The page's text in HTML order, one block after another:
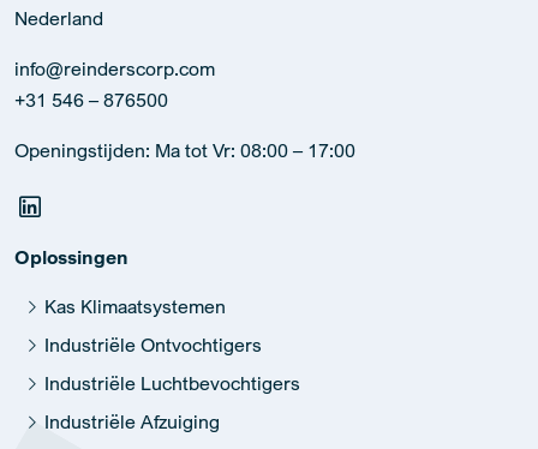
Nederland
info@reinderscorp.com
+31 546 – 876500
Openingstijden: Ma tot Vr: 08:00 – 17:00
Oplossingen
Kas Klimaatsystemen
Industriële Ontvochtigers
Industriële Luchtbevochtigers
Industriële Afzuiging